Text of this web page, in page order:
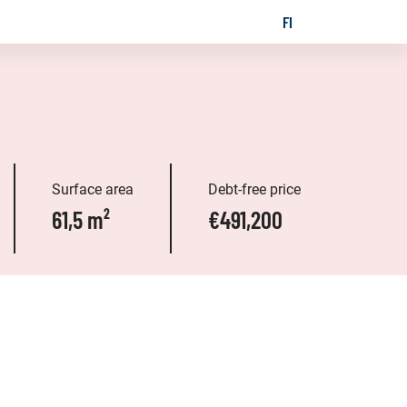
FI
SUOMI
Surface area
61,5 m²
Debt-free price
€491,200